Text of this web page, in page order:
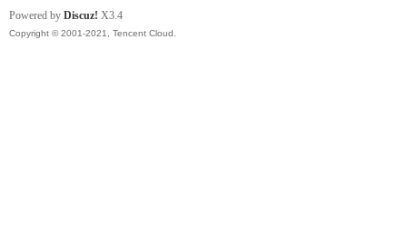
Powered by Discuz! X3.4
Copyright © 2001-2021, Tencent Cloud.